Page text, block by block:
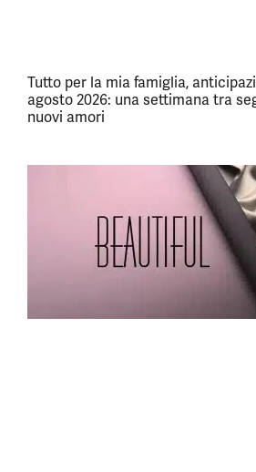
Tutto per la mia famiglia,
agosto 2026: una settimana tra
nuovi amori